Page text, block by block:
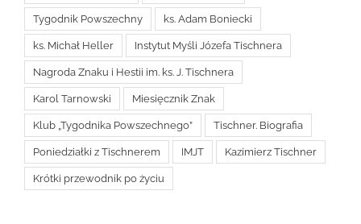
Tygodnik Powszechny ks. Adam Boniecki
ks. Michał Heller Instytut Myśli Józefa Tischnera
Nagroda Znaku i Hestii im. ks. J. Tischnera
Karol Tarnowski Miesięcznik Znak
Klub „Tygodnika Powszechnego” Tischner. Biografia
Poniedziałki z Tischnerem IMJT Kazimierz Tischner
Krótki przewodnik po życiu